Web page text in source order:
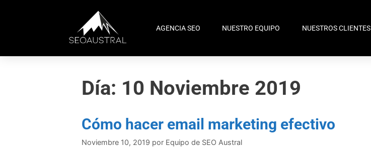
AGENCIA SEO NUESTRO EQUIPO NUESTROS CLIENTES
Día: 10 Noviembre 2019
Cómo hacer email marketing efectivo
Noviembre 10, 2019 por Equipo de SEO Austral